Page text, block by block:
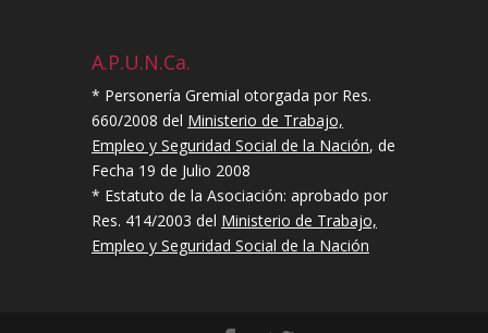
A.P.U.N.Ca.
* Personería Gremial otorgada por Res.
660/2008 del Ministerio de Trabajo,
Empleo y Seguridad Social de la Nación, de
Fecha 19 de Julio 2008
* Estatuto de la Asociación: aprobado por
Res. 414/2003 del Ministerio de Trabajo,
Empleo y Seguridad Social de la Nación